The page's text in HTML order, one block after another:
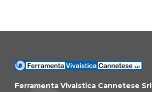
Ferramenta Vivaistica Cannetese Srl